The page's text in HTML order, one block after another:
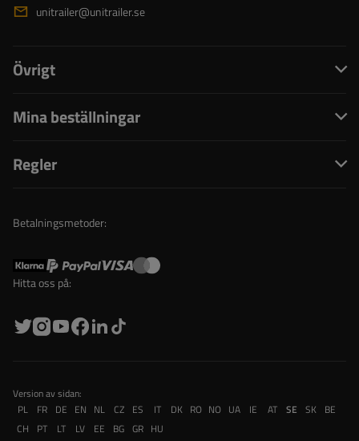
unitrailer@unitrailer.se
Övrigt
Mina beställningar
Regler
Betalningsmetoder:
Hitta oss på:
Version av sidan:
PL
FR DE EN NL CZ ES IT DK RO NO UA IE AT SE SK BE
CH
PT LT LV EE BG GR HU